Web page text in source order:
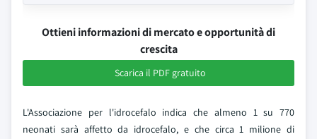
Ottieni informazioni di mercato e opportunità di
crescita
Scarica il PDF gratuito
L'Associazione per l'idrocefalo indica che almeno 1 su 770
neonati sarà affetto da idrocefalo, e che circa 1 milione di